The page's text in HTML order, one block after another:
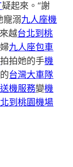
疑起來。“謝
寵溺九人座機
越台北到桃
九人座包車
拍拍她的手機
台灣大車隊
機服務變機
到桃園機場